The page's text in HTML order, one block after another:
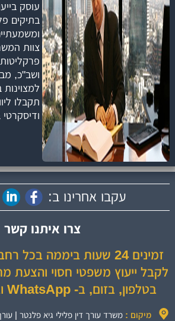
עוסק
בתיקים
צוות
ושב"כ,
תקבלו
עקבו אחרינו ב:
צרו איתנו קשר
זמינים 24 שעות ביממה
לקבל ייעוץ משפטי חסוי והצעת
בטלפון, בזום, ב- WhatsApp וב- Skype ***
מיקום : משרד עורך דין פלילי גיא פלנטר |